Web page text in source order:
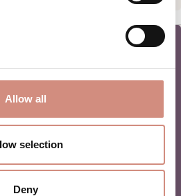
Allow all
selection
Deny
genauso sehr wie wir?